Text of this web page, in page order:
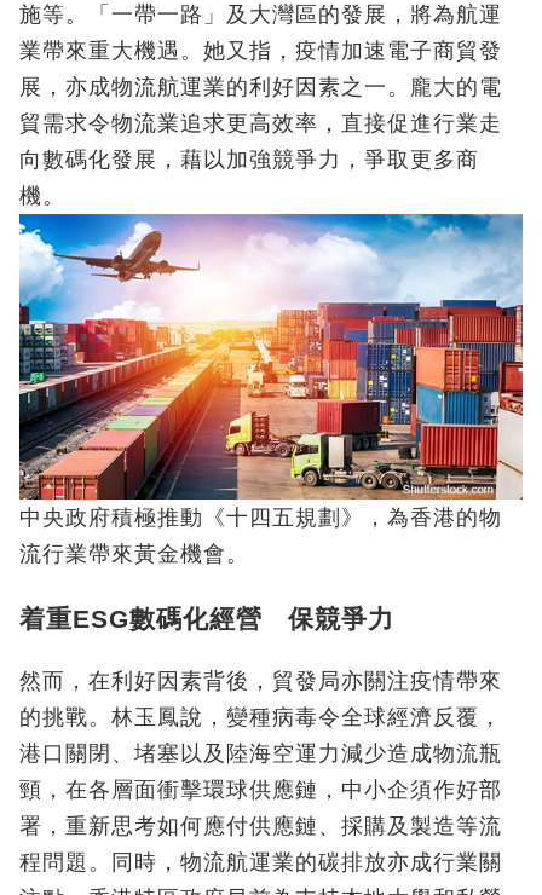
施等。「一帶一路」及大灣區的發展，將為航運
業帶來重大機遇。她又指，疫情加速電子商貿發
展，亦成物流航運業的利好因素之一。龐大的電
貿需求令物流業追求更高效率，直接促進行業走
向數碼化發展，藉以加強競爭力，爭取更多商
機。
中央政府積極推動《十四五規劃》，為香港的物
流行業帶來黃金機會。
着重ESG數碼化經營 保競爭力
然而，在利好因素背後，貿發局亦關注疫情帶來
的挑戰。林玉鳳說，變種病毒令全球經濟反覆，
港口關閉、堵塞以及陸海空運力減少造成物流瓶
頸，在各層面衝擊環球供應鏈，中小企須作好部
署，重新思考如何應付供應鏈、採購及製造等流
程問題。同時，物流航運業的碳排放亦成行業關